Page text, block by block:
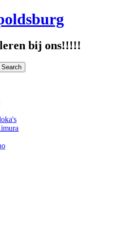
bij ons!!!!!